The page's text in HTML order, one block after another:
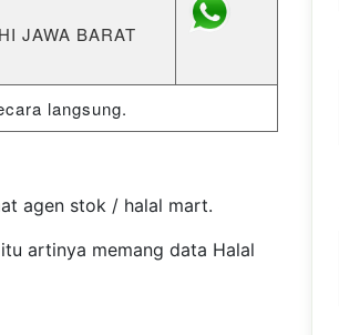
JAWA BARAT
langsung.
agen stok / halal mart.
artinya memang data Halal